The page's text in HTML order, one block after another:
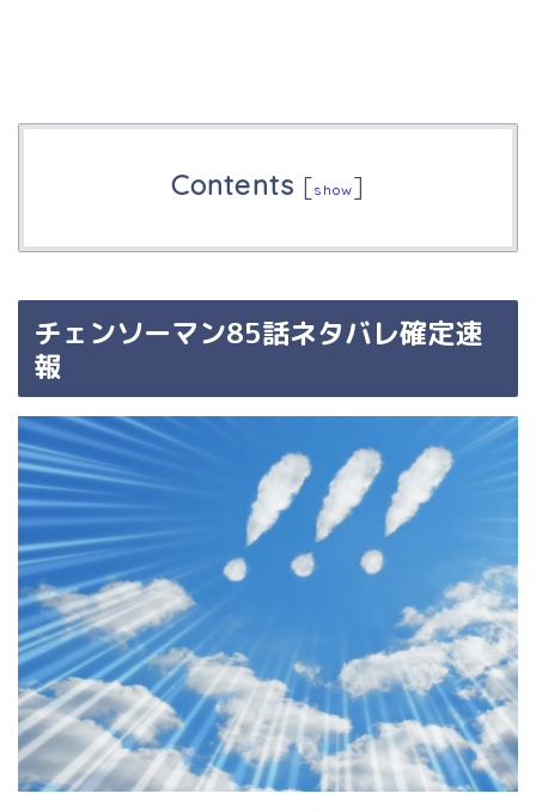
Contents [show]
チェンソーマン85話ネタバレ確定速
報